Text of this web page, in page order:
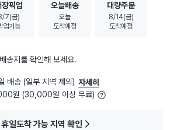
장픽업
7(금)
업가능
오늘배송
오늘
도착예정
대량주문
8/14(금)
도착예정
송지를 확인해 보세요.
배송 (일부 지역 제외) 자세히
원 (30,000원 이상 무료)
휴일도착 가능 지역 확인